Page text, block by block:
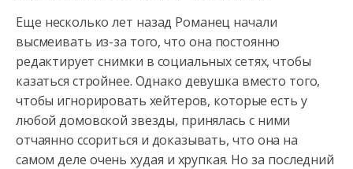
Еще несколько лет назад Романец начали
высмеивать из-за того, что она постоянно
редактирует снимки в социальных сетях, чтобы
казаться стройнее. Однако девушка вместо того,
чтобы игнорировать хейтеров, которые есть у
любой домовской звезды, принялась с ними
отчаянно ссориться и доказывать, что она на
самом деле очень худая и хрупкая. Но за последний